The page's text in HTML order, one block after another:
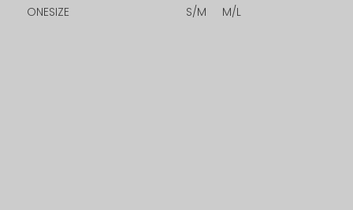
ONESIZE S/M M/L